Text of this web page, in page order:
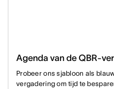
Agenda van de QBR-
Probeer ons sjabloon als
vergadering om tijd te